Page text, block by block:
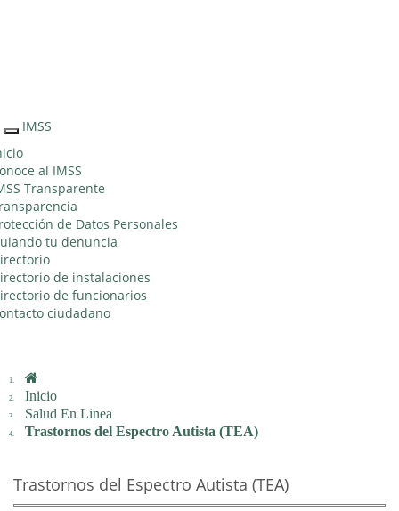
Interruptor
de
Navegación
IMSS
al IMSS
Transparente
de Datos Personales
tu denuncia
de instalaciones
de funcionarios
ciudadano
Inicio
Salud En Linea
Trastornos del Espectro Autista (TEA)
Trastornos del Espectro Autista (TEA)